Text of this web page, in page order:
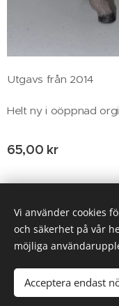
Utgavs från 2014
Helt ny i oöppnad
65,00 kr
© 2020 Birgitta
Vi använder cookies
och säkerhet på vår
möjliga
Acceptera endast